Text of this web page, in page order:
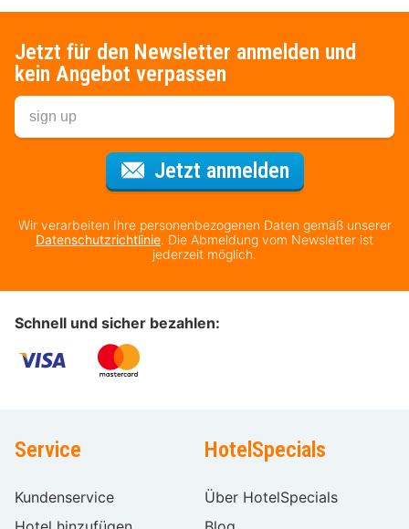
Jetzt für den Newsletter anmelden und
kein Angebot verpassen
Jetzt anmeldenFür den
Wir verarbeiten Ihre personenbezogenen Daten gemäß unserer
Datenschutzrichtlinie. Die Abmeldung vom Newsletter ist
jederzeit möglich.
Schnell und sicher bezahlen:
Service
Kundenservice
HotelSpecials
Über HotelSpecials